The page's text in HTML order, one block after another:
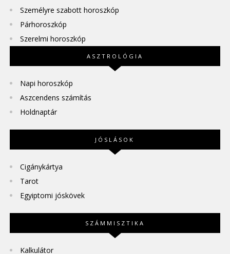
Személyre szabott horoszkóp
Párhoroszkóp
Szerelmi horoszkóp
ASZTROLÓGIA
Napi horoszkóp
Aszcendens számítás
Holdnaptár
JÓSLÁSOK
Cigánykártya
Tarot
Egyiptomi jóskövek
SZÁMMISZTIKA
Kalkulátor